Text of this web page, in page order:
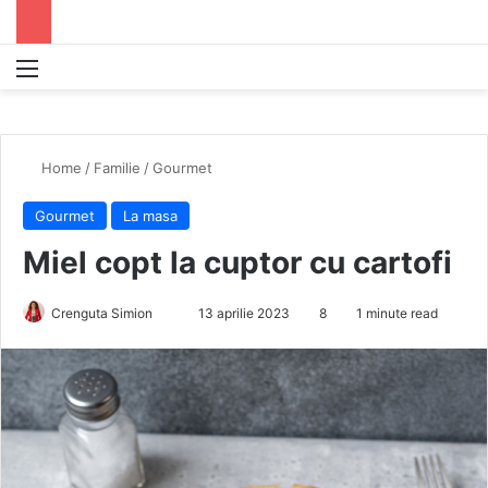
Home / Familie /Gourmet
Gourmet La masa
Miel copt la cuptor cu cartofi
Crenguta Simion
n
a
13 aprilie 2023 8 1 minute read